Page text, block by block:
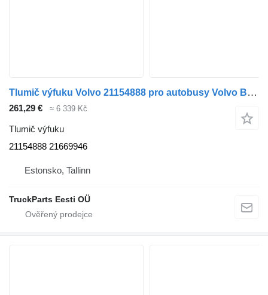
Tlumič výfuku Volvo 21154888 pro autobusy Volvo B5LH, B0E (2008-)
261,29 € ≈ 6 339 Kč
Tlumič výfuku
21154888 21669946
Estonsko, Tallinn
TruckParts Eesti OÜ